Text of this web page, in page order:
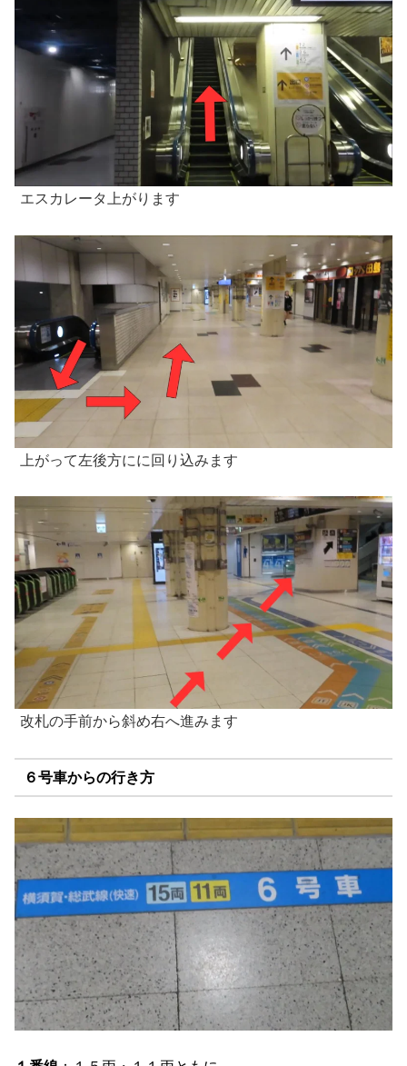
エスカレータ上がります
上がって左後方にに回り込みます
改札の手前から斜め右へ進みます
６号車からの行き方